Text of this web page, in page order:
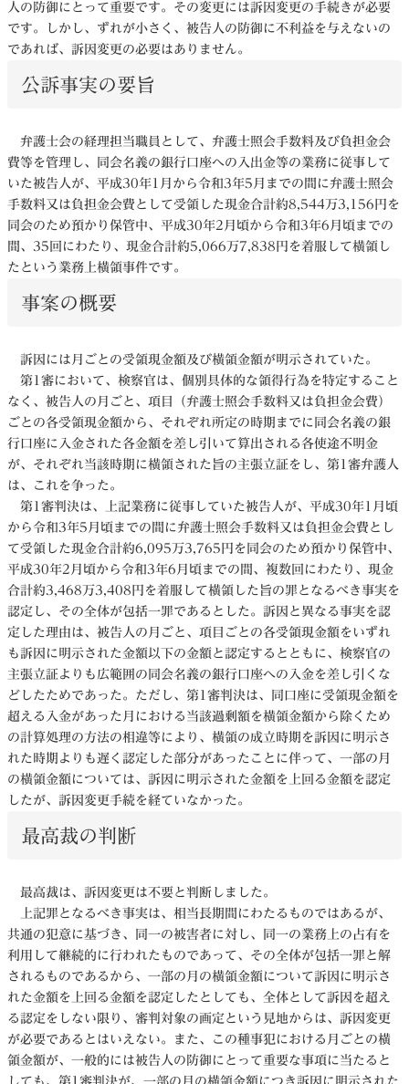
人の防御にとって重要です。その変更には訴因変更の手続きが必要
です。しかし、ずれが小さく、被告人の防御に不利益を与えないの
であれば、訴因変更の必要はありません。
公訴事実の要旨
弁護士会の経理担当職員として、弁護士照会手数料及び負担金会
費等を管理し、同会名義の銀行口座への入出金等の業務に従事して
いた被告人が、平成30年1月から令和3年5月までの間に弁護士照会
手数料又は負担金会費として受領した現金合計約8,544万3,156円を
同会のため預かり保管中、平成30年2月頃から令和3年6月頃までの
間、35回にわたり、現金合計約5,066万7,838円を着服して横領し
たという業務上横領事件です。
事案の概要
訴因には月ごとの受領現金額及び横領金額が明示されていた。
第1審において、検察官は、個別具体的な領得行為を特定すること
なく、被告人の月ごと、項目（弁護士照会手数料又は負担金会費）
ごとの各受領現金額から、それぞれ所定の時期までに同会名義の銀
行口座に入金された各金額を差し引いて算出される各使途不明金
が、それぞれ当該時期に横領された旨の主張立証をし、第1審弁護人
は、これを争った。
第1審判決は、上記業務に従事していた被告人が、平成30年1月頃
から令和3年5月頃までの間に弁護士照会手数料又は負担金会費とし
て受領した現金合計約6,095万3,765円を同会のため預かり保管中、
平成30年2月頃から令和3年6月頃までの間、複数回にわたり、現金
合計約3,468万3,408円を着服して横領した旨の罪となるべき事実を
認定し、その全体が包括一罪であるとした。訴因と異なる事実を認
定した理由は、被告人の月ごと、項目ごとの各受領現金額をいずれ
も訴因に明示された金額以下の金額と認定するとともに、検察官の
主張立証よりも広範囲の同会名義の銀行口座への入金を差し引くな
どしたためであった。ただし、第1審判決は、同口座に受領現金額を
超える入金があった月における当該過剰額を横領金額から除くため
の計算処理の方法の相違等により、横領の成立時期を訴因に明示さ
れた時期よりも遅く認定した部分があったことに伴って、一部の月
の横領金額については、訴因に明示された金額を上回る金額を認定
したが、訴因変更手続を経ていなかった。
最高裁の判断
最高裁は、訴因変更は不要と判断しました。
上記罪となるべき事実は、相当長期間にわたるものではあるが、
共通の犯意に基づき、同一の被害者に対し、同一の業務上の占有を
利用して継続的に行われたものであって、その全体が包括一罪と解
されるものであるから、一部の月の横領金額について訴因に明示さ
れた金額を上回る金額を認定したとしても、全体として訴因を超え
る認定をしない限り、審判対象の画定という見地からは、訴因変更
が必要であるとはいえない。また、この種事犯における月ごとの横
領金額が、一般的には被告人の防御にとって重要な事項に当たると
しても、第1審判決が、一部の月の横領金額につき訴因に明示された